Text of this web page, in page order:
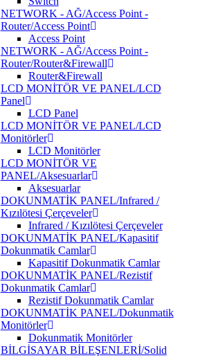
NETWORK - AĞ/Access Point -
Router/Access Point
Access Point
NETWORK - AĞ/Access Point -
Router/Router&Firewall
Router&Firewall
LCD MONİTÖR VE PANEL/LCD
Panel
LCD Panel
LCD MONİTÖR VE PANEL/LCD
Monitörler
LCD Monitörler
LCD MONİTÖR VE
PANEL/Aksesuarlar
Aksesuarlar
DOKUNMATİK PANEL/Infrared /
Kızılötesi Çerçeveler
Infrared / Kızılötesi Çerçeveler
DOKUNMATİK PANEL/Kapasitif
Dokunmatik Camlar
Kapasitif Dokunmatik Camlar
DOKUNMATİK PANEL/Rezistif
Dokunmatik Camlar
Rezistif Dokunmatik Camlar
DOKUNMATİK PANEL/Dokunmatik
Monitörler
Dokunmatik Monitörler
BİLGİSAYAR BİLEŞENLERİ/Solid